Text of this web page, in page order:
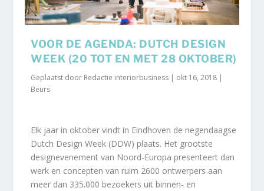
VOOR DE AGENDA: DUTCH DESIGN
WEEK (20 TOT EN MET 28 OKTOBER)
Geplaatst door Redactie interiorbusiness | okt 16, 2018 |
Beurs
Elk jaar in oktober vindt in Eindhoven de negendaagse
Dutch Design Week (DDW) plaats. Het grootste
designevenement van Noord-Europa presenteert dan
werk en concepten van ruim 2600 ontwerpers aan
meer dan 335.000 bezoekers uit binnen- en